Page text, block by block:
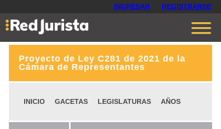
INGRESAR REGISTRARSE
Contáctanos
Proyecto de Ley C281 de 2021 de la
Cámara de Representantes
INICIO GACETAS LEGISLATURAS AÑOS